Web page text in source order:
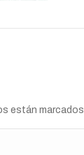
están marcados